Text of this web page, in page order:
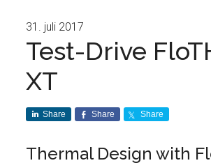
31. juli 2017
Test-Drive
XT
Share Share Share
Thermal Design with